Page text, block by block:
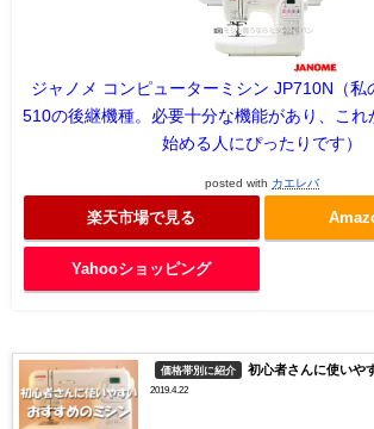
ジャノメ コンピューターミシン JP710N（私
510の後継機種。必要十分な機能があり、これ
始める人にぴったりです）
posted with カエレバ
楽天市場で見る
Yahooショッピング
価格帯別に紹介 初心者さんに使いや
2019.4.22